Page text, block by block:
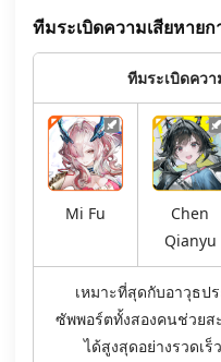
ทีมระเบิดความเสียหาย
ทีมระเบิดคว
Mi Fu
Chen
Qianyu
เหมาะที่สุดกับอาวุธป
ซัพพอร์ตทั้งสองคนช่วยส
ได้สูงสุดอย่างรวดเ